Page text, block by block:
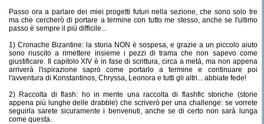
Passo ora a parlare dei miei progetti futuri nella sezione, che sono solo tre
ma che cercherò di portare a termine con tutto me stesso, anche se l'ultimo
passo è sempre il più difficile...
1) Cronache Bizantine: la storia NON è sospesa, e grazie a un piccolo aiuto
sono riuscito a rimettere insieme i pezzi di trama che non sapevo come
giustificare. Il capitolo XIV è in fase di scrittura, circa a metà, ma non appena
arriverà l'ispirazione saprò come portarlo a termine e continuare poi
l'avventura di Konstantinos, Chryssa, Leonora e tutti gli altri... abbiate fede!
2) Raccolta di flash: ho in mente una raccolta di flashfic storiche (storie
appena più lunghe delle drabble) che scriverò per una challenge: se vorrete
seguirla sarete sicuramente i benvenuti, anche se di certo non sarà lunga
come questa.